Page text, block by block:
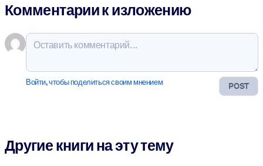
Комментарии к изложению
POST
Войти, чтобы поделиться своим мнением
Другие книги на эту тему